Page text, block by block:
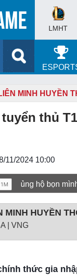
LMHT
MINH HUYỀN
thủ
11/2024 10:00
ủng hộ bọn
MINH HUYỀN
| VNG
thức gia